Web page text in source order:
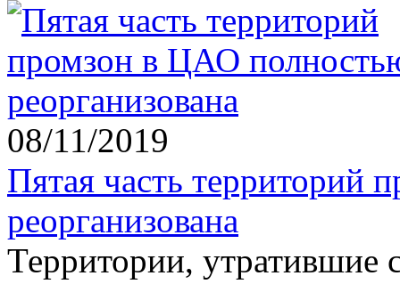
08/11/2019
Пятая часть
реорганизована
Территории, утратившие